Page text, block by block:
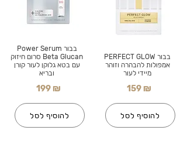
בבור Power Serum
Beta Glucan סרום חיזוק
עם בטא גלוקן לעור קורן
ובריא
199 ₪
להוסיף לסל
בבור PERFECT GLOW
אמפולות להבהרה וזוהר
מיידי לעור
159 ₪
להוסיף לסל